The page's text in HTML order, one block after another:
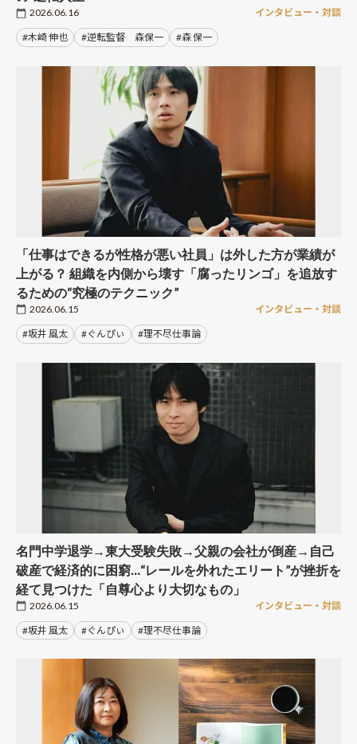
2026.06.16 インタビュー・対談
#木崎 伸也 #逆転監督 森保一 #森 保一
「仕事はできるが性格が悪い社員」は外した方が業績が
上がる？ 組織を内側から壊す「腐ったリンゴ」を追放す
るための“究極のテクニック”
2026.06.15 インタビュー・対談
#坂井 風太 #ぐんぴぃ #理不尽仕事論
名門中学退学→東大受験失敗→父親の会社が倒産→自己
破産で経済的に困窮…“レールを外れたエリート”が挫折を
経て見つけた「自尊心より大切なもの」
2026.06.15 インタビュー・対談
#坂井 風太 #ぐんぴぃ #理不尽仕事論